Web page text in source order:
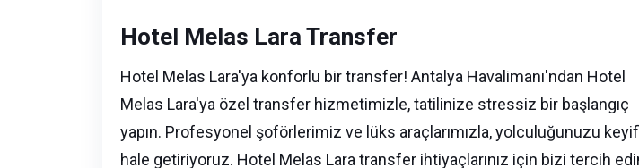
Hotel Melas Lara Transfer
Hotel Melas Lara'ya konforlu bir transfer! Antalya Havalimanı'ndan Hotel
Melas Lara'ya özel transfer hizmetimizle, tatilinize stressiz bir başlangıç
yapın. Profesyonel şoförlerimiz ve lüks araçlarımızla, yolculuğunuzu
hale getiriyoruz. Hotel Melas Lara transfer ihtiyaçlarınız için bizi tercih